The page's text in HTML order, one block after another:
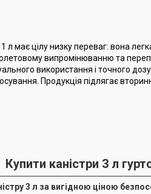
л має цілу низку переваг: вона
випромінюванню та
використання і точного
Продукція підлягає
Купити каністри 3 л
3 л за вигідною ціною